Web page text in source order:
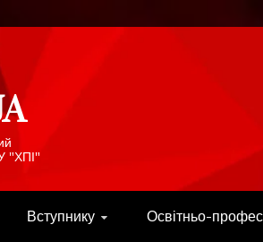
"ХПІ"
Вступнику Освітньо-